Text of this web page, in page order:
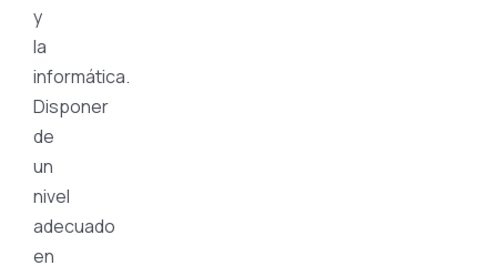
y
la
informática.
Disponer
de
un
nivel
adecuado
en